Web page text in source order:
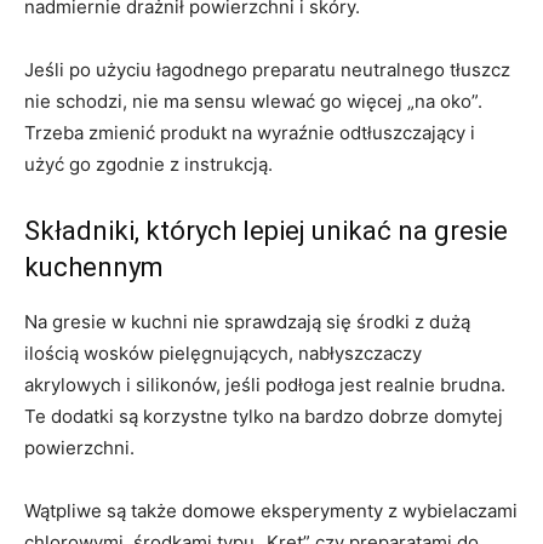
nadmiernie drażnił powierzchni i skóry.
Jeśli po użyciu łagodnego preparatu neutralnego tłuszcz
nie schodzi, nie ma sensu wlewać go więcej „na oko”.
Trzeba zmienić produkt na wyraźnie odtłuszczający i
użyć go zgodnie z instrukcją.
Składniki, których lepiej unikać na gresie
kuchennym
Na gresie w kuchni nie sprawdzają się środki z dużą
ilością wosków pielęgnujących, nabłyszczaczy
akrylowych i silikonów, jeśli podłoga jest realnie brudna.
Te dodatki są korzystne tylko na bardzo dobrze domytej
powierzchni.
Wątpliwe są także domowe eksperymenty z wybielaczami